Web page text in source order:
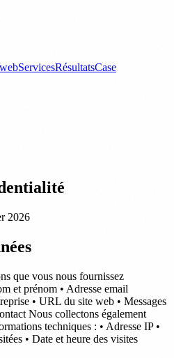
ServicesRésultatsCase
2026
que vous nous fournissez
et prénom • Adresse email
• URL du site web • Messages
Nous collectons également
techniques : • Adresse IP •
• Date et heure des visites